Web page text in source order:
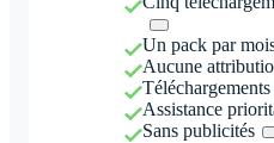
Un pack par
Aucune
Assistance
Sans publicités